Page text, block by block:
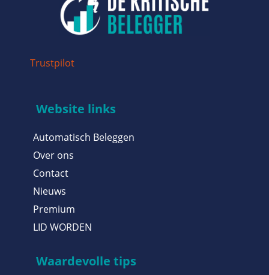
Trustpilot
Website links
Automatisch Beleggen
Over ons
Contact
Nieuws
Premium
LID WORDEN
Waardevolle tips